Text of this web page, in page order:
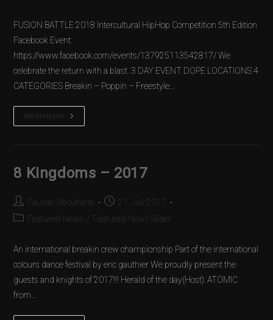
FUSION BATTLE 2018 Intercultural HipHop Competition 5th Edition
Facebook Event:
https://www.facebook.com/events/137925113542817/ We
celebrate the return with a blast. 3 DAY EVENT DOPE LOCATIONS 4
CATEGORIES Breakin – Poppin – Freestyle…
Weiterlesen
8 Kingdoms – 2017
Fausan Abouharia
21. Juli 2017
Featured News
Featured News Slider
An international breakin crew championship Part of the international
colours dance festival by eric gauthier We proudly present the
guests and knights of 2017!!! Herald of the day(Host): ATOMIC
from…